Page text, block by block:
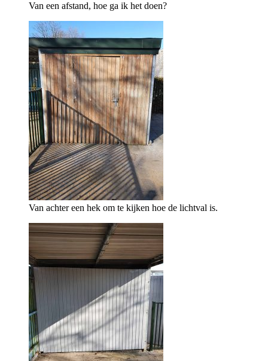
Van een afstand, hoe ga ik het doen?
Van achter een hek om te kijken hoe de lichtval is.